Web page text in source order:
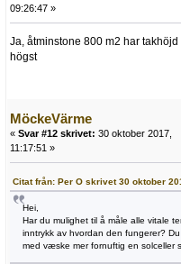
09:26:47 »
Ja, åtminstone 800 m2 har
högst
MöckeVärme
« Svar #12 skrivet: 30 oktober 2017,
11:17:51 »
Citat från: Per O skrivet 30 oktober
Hei,
Har du mulighet til å måle alle vitale
inntrykk av hvordan den fungerer?
med væske mer fornuftig en solceller